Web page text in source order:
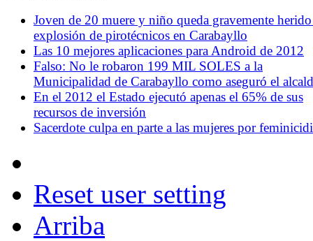
Joven de 20 muere y niño queda gravemente
explosión de pirotécnicos en Carabayllo
Las 10 mejores aplicaciones para Android de 2012
Falso: No le robaron 199 MIL SOLES a la
Municipalidad de Carabayllo como aseguró el
En el 2012 el Estado ejecutó apenas el 65% de sus
recursos de inversión
Sacerdote culpa en parte a las mujeres por
Reset user setting
Arriba